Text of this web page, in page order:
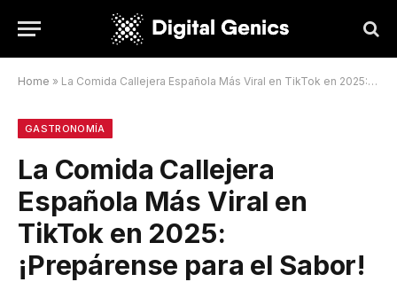
Home » La Comida Callejera Española Más Viral en TikTok en 2025: ¡Prepárense para el Sabor!
GASTRONOMÍA
La Comida Callejera
Española Más Viral en
TikTok en 2025:
¡Prepárense para el Sabor!